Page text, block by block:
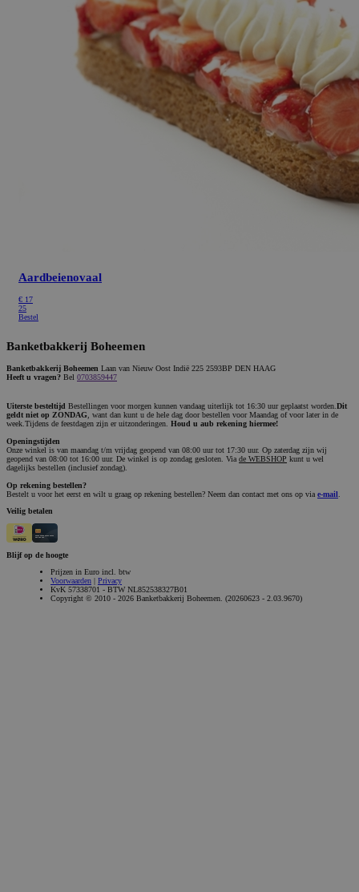
Aardbeienovaal
€ 17
25
Bestel
Banketbakkerij Boheemen
Banketbakkerij Boheemen Laan van Nieuw Oost Indië 225 2593BP DEN HAAG
Heeft u vragen? Bel 0703859447
Uiterste besteltijd Bestellingen voor morgen kunnen vandaag uiterlijk tot 16:30 uur geplaatst worden. Dit
geldt niet op ZONDAG , want dan kunt u de hele dag door bestellen voor Maandag of voor later in de
week.Tijdens de feestdagen zijn er uitzonderingen. Houd u aub rekening hiermee!
Openingstijden
Onze winkel is van maandag t/m vrijdag geopend van 08:00 uur tot 17:30 uur. Op zaterdag zijn wij
geopend van 08:00 tot 16:00 uur. De winkel is op zondag gesloten. Via de WEBSHOP kunt u wel
dagelijks bestellen (inclusief zondag).
Op rekening bestellen?
Bestelt u voor het eerst en wilt u graag op rekening bestellen? Neem dan contact met ons op via e-mail
Veilig betalen
Blijf op de hoogte
Prijzen in Euro incl. btw
Voorwaarden | Privacy
KvK 57338701 - BTW NL852538327B01
Copyright © 2010 - 2026 Banketbakkerij Boheemen. (20260623 - 2.03.9670)